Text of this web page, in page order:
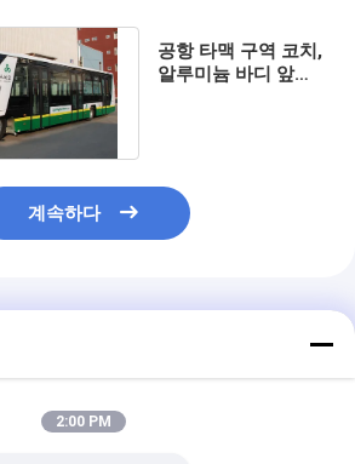
공항 타맥 구역 코치,
알루미늄 바디 앞치
계속하다
2:00 PM